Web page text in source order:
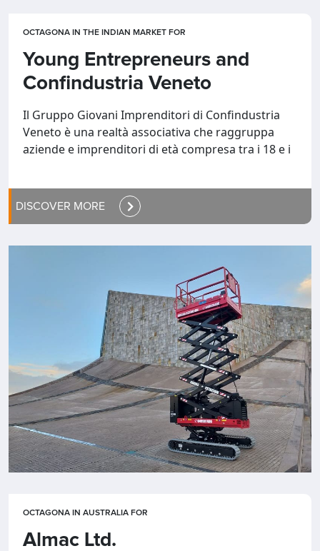
OCTAGONA IN THE INDIAN MARKET FOR
Young Entrepreneurs and
Confindustria Veneto
Il Gruppo Giovani Imprenditori di Confindustria
Veneto è una realtà associativa che raggruppa
aziende e imprenditori di età compresa tra i 18 e i
DISCOVER MORE
OCTAGONA IN AUSTRALIA FOR
Almac Ltd.